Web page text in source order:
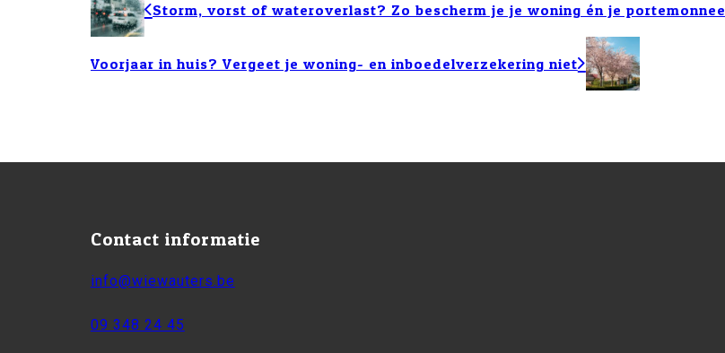
Storm, vorst of wateroverlast? Zo bescherm je je woning én je portemonnee
Voorjaar in huis? Vergeet je woning- en inboedelverzekering niet
Contact informatie
info@wiewauters.be
09 348 24 45